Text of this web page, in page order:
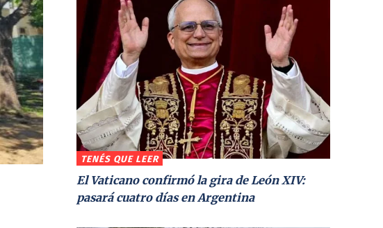
TENÉS QUE LEER
El Vaticano confirmó la gira de León XIV:
pasará cuatro días en Argentina